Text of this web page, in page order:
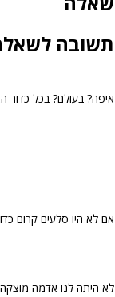
תשובה
איפה? בעולם? בכל כדור
אם לא היו סלעים קרום
לא היתה לנו אדמה מוצקה